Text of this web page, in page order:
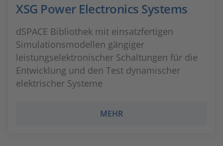
XSG Power Electronics Systems
dSPACE Bibliothek mit einsatzfertigen
Simulationsmodellen gängiger
leistungselektronischer Schaltungen für die
Entwicklung und den Test dynamischer
elektrischer Systeme
MEHR